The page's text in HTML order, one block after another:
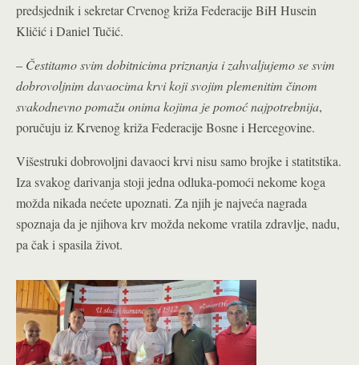
predsjednik i sekretar Crvenog križa Federacije BiH Husein
Kličić i Daniel Tučić.
– Čestitamo svim dobitnicima priznanja i zahvaljujemo se svim
dobrovoljnim davaocima krvi koji svojim plemenitim činom
svakodnevno pomažu onima kojima je pomoć najpotrebnija,
poručuju iz Krvenog križa Federacije Bosne i Hercegovine.
Višestruki dobrovoljni davaoci krvi nisu samo brojke i statitstika.
Iza svakog darivanja stoji jedna odluka-pomoći nekome koga
možda nikada nećete upoznati. Za njih je najveća nagrada
spoznaja da je njihova krv možda nekome vratila zdravlje, nadu,
pa čak i spasila život.